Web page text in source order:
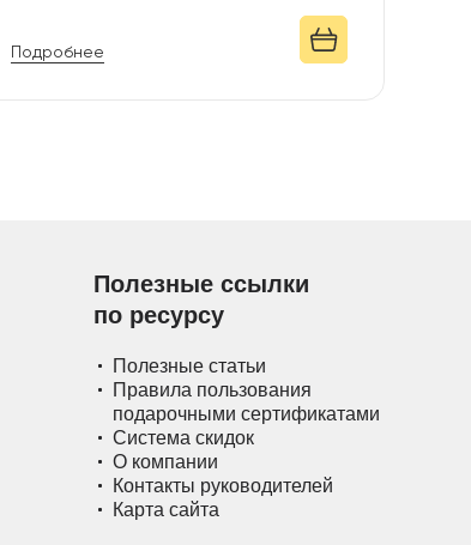
Подробнее
Полезные ссылки
по ресурсу
Полезные статьи
Правила пользования
подарочными сертификатами
Система скидок
О компании
Контакты руководителей
Карта сайта